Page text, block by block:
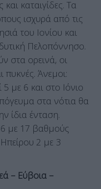
καταιγίδες. Τα
ισχυρά από τις
του Ιονίου και
Πελοπόννησο.
στα ορεινά, οι
πυκνές. Άνεμοι:
5 με 6 και στο Ιόνιο
στα νότια θα
ίδια ένταση.
με 17 βαθμούς
2 με 3
– Εύβοια –